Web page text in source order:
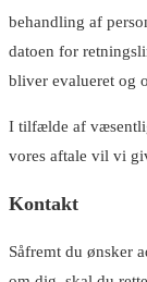
behandling af
datoen for
bliver evalueret og
I tilfælde af
vores aftale vil vi
Kontakt
Såfremt du ønsker